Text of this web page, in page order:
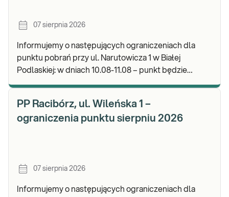
07 sierpnia 2026
Informujemy o następujących ograniczeniach dla
punktu pobrań przy ul. Narutowicza 1 w Białej
Podlaskiej: w dniach 10.08-11.08 – punkt będzie
PP Racibórz, ul. Wileńska 1 –
ograniczenia punktu sierpniu 2026
07 sierpnia 2026
Informujemy o następujących ograniczeniach dla